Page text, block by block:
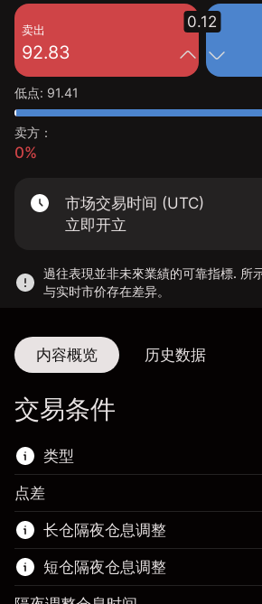
卖出
92.83
0.12
低点: 91.41
卖方：
0%
市场交易时间 (UTC)
立即开立
過往表現並非未來業績的可靠指標. 所
与实时市价存在差异。
内容概览 历史数据
交易条件
类型
该金融市场可进行差价合约交易
了解更多:
差价合约
点差
长仓隔夜仓息调整
短仓隔夜仓息调整